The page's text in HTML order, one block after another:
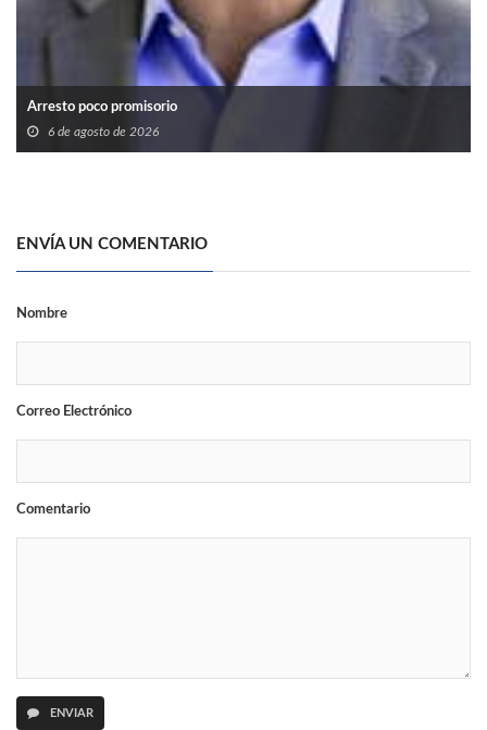
Arresto poco promisorio
6 de agosto de 2026
ENVÍA UN COMENTARIO
Nombre
Correo Electrónico
Comentario
ENVIAR